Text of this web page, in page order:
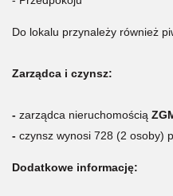
Do lokalu przynależy również
Zarządca i czynsz:
- zarządca nieruchomością
- czynsz wynosi 728 (2 osoby)
Dodatkowe informację: